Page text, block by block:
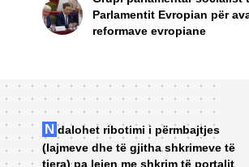
Parlamentit Evropian për
reformave evropiane
Ndalohet ribotimi i përmbajtjes
(lajmeve dhe të gjitha shkrimeve të
tjera) pa lejen me shkrim të portalit